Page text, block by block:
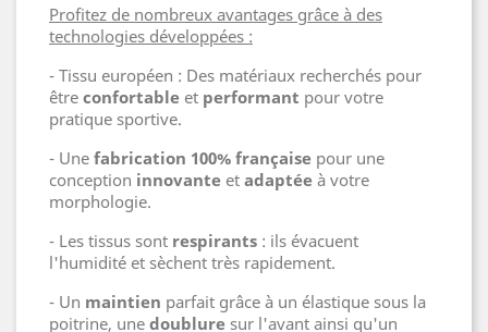
Profitez de nombreux avantages grâce à des
technologies développées :
- Tissu européen : Des matériaux recherchés pour
être confortable et performant pour votre
pratique sportive.
- Une fabrication 100% française pour une
conception innovante et adaptée à votre
morphologie.
- Les tissus sont respirants : ils évacuent
l'humidité et sèchent très rapidement.
- Un maintien parfait grâce à un élastique sous la
poitrine, une doublure sur l'avant ainsi qu'un